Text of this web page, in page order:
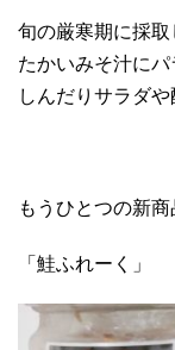
旬の厳寒期に採
たかいみそ汁に
しんだりサラダや
もうひとつの新商
「鮭ふれーく」